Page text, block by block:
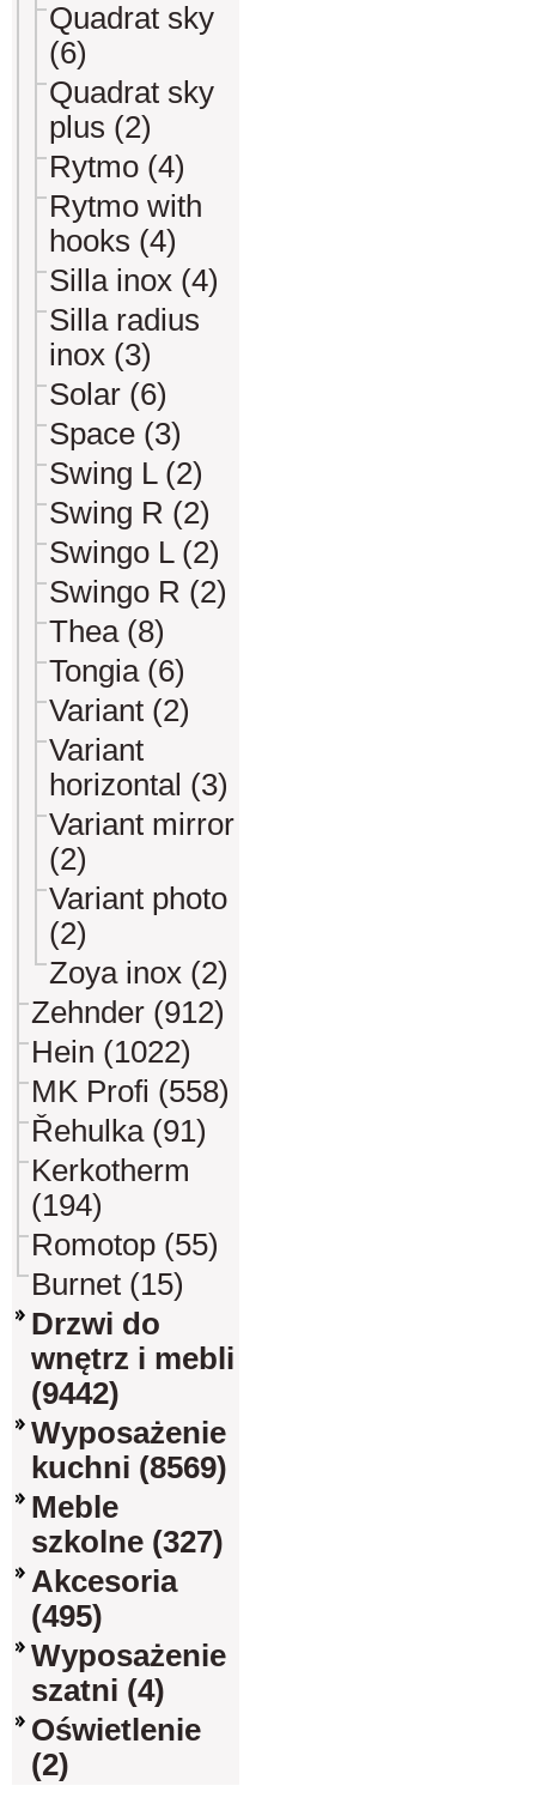
Quadrat sky
(6)
Quadrat sky
plus (2)
Rytmo (4)
Rytmo with
hooks (4)
Silla inox (4)
Silla radius
inox (3)
Solar (6)
Space (3)
Swing L (2)
Swing R (2)
Swingo L (2)
Swingo R (2)
Thea (8)
Tongia (6)
Variant (2)
Variant
horizontal (3)
Variant mirror
(2)
Variant photo
(2)
Zoya inox (2)
Zehnder (912)
Hein (1022)
MK Profi (558)
Řehulka (91)
Kerkotherm
(194)
Romotop (55)
Burnet (15)
Drzwi do
wnętrz i mebli
(9442)
Wyposażenie
kuchni (8569)
Meble
szkolne (327)
Akcesoria
(495)
Wyposażenie
szatni (4)
Oświetlenie
(2)